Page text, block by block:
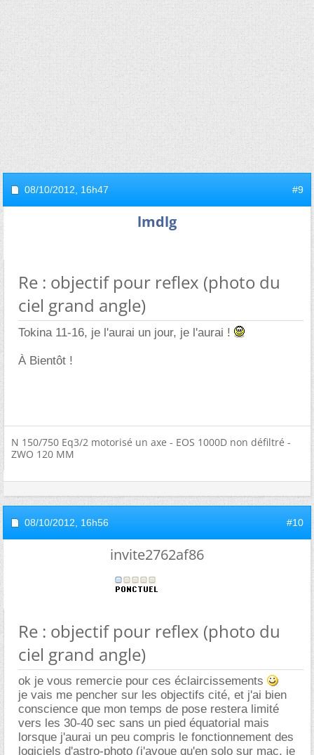
08/10/2012, 16h47 #9
lmdlg
Re : objectif pour reflex (photo du
ciel grand angle)
Tokina 11-16, je l'aurai un jour, je l'aurai !
À Bientôt !
N 150/750 Eq3/2 motorisé un axe - EOS 1000D non défiltré -
ZWO 120 MM
08/10/2012, 16h56 #10
invite2762af86
Re : objectif pour reflex (photo du
ciel grand angle)
ok je vous remercie pour ces éclaircissements
je vais me pencher sur les objectifs cité, et j'ai bien
conscience que mon temps de pose restera limité
vers les 30-40 sec sans un pied équatorial mais
lorsque j'aurai un peu compris le fonctionnement des
logiciels d'astro-photo (j'avoue qu'en solo sur mac, je